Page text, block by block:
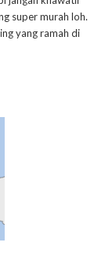
super murah loh.
yang ramah di